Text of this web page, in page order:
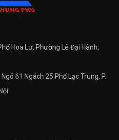
Hoa Lư, Phường Lê Đại Hành,
61 Ngách 25 Phố Lạc Trung, P.